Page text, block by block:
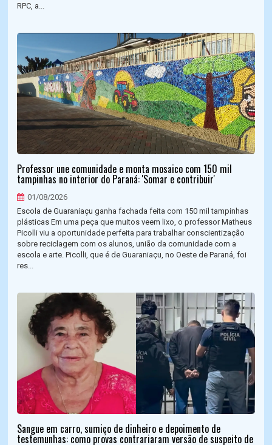
RPC, a...
Professor une comunidade e monta mosaico com 150 mil
tampinhas no interior do Paraná: 'Somar e contribuir'
01/08/2026
Escola de Guaraniaçu ganha fachada feita com 150 mil tampinhas
plásticas Em uma peça que muitos veem lixo, o professor Matheus
Picolli viu a oportunidade perfeita para trabalhar conscientização
sobre reciclagem com os alunos, união da comunidade com a
escola e arte. Picolli, que é de Guaraniaçu, no Oeste de Paraná, foi
res...
Sangue em carro, sumiço de dinheiro e depoimento de
testemunhas: como provas contrariaram versão de suspeito de